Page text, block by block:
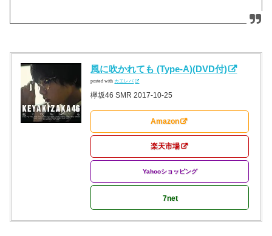
風に吹かれても (Type-A)(DVD付)
posted with カエレバ
欅坂46 SMR 2017-10-25
Amazon
楽天市場
Yahooショッピング
7net